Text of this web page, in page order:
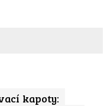
kapoty: